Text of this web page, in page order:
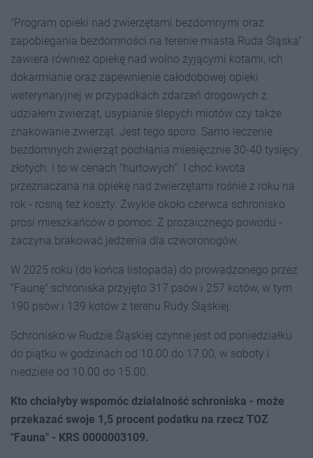
"Program opieki nad zwierzętami bezdomnymi oraz
zapobiegania bezdomności na terenie miasta Ruda Śląska"
zawiera również opiekę nad wolno żyjącymi kotami, ich
dokarmianie oraz zapewnienie całodobowej opieki
weterynaryjnej w przypadkach zdarzeń drogowych z
udziałem zwierząt, usypianie ślepych miotów czy także
znakowanie zwierząt. Jest tego sporo. Samo leczenie
bezdomnych zwierząt pochłania miesięcznie 30-40 tysięcy
złotych. I to w cenach "hurtowych". I choć kwota
przeznaczana na opiekę nad zwierzętami rośnie z roku na
rok - rosną też koszty. Zwykle około czerwca schronisko
prosi mieszkańców o pomoc. Z prozaicznego powodu -
zaczyna brakować jedzenia dla czworonogów.
W 2025 roku (do końca listopada) do prowadzonego przez
"Faunę" schroniska przyjęto 317 psów i 257 kotów, w tym
190 psów i 139 kotów z terenu Rudy Śląskiej.
Schronisko w Rudzie Śląskiej czynne jest od poniedziałku
do piątku w godzinach od 10.00 do 17.00, w soboty i
niedziele od 10.00 do 15.00.
Kto chciałyby wspomóc działalność schroniska - może
przekazać swoje 1,5 procent podatku na rzecz TOZ
"Fauna" - KRS 0000003109.